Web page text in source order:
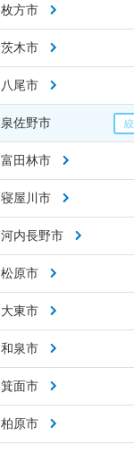
枚方市
茨木市
八尾市
泉佐野市
富田林市
寝屋川市
河内長野市
松原市
大東市
和泉市
箕面市
柏原市